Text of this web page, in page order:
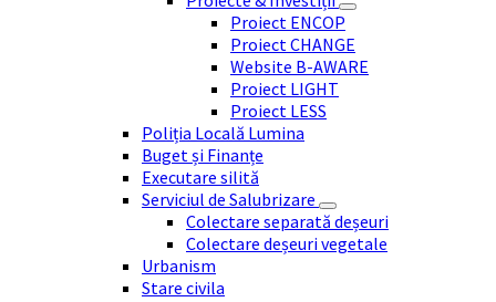
Proiect ENCOP
Proiect CHANGE
Website B-AWARE
Proiect LIGHT
Proiect LESS
Poliția Locală Lumina
Buget și Finanțe
Executare silită
Serviciul de Salubrizare
Colectare separată deșeuri
Colectare deșeuri vegetale
Urbanism
Stare civila